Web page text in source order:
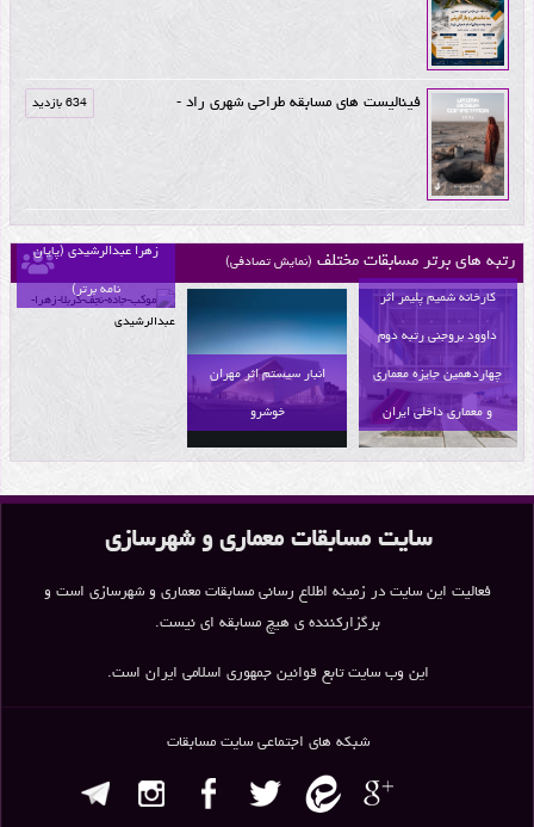
فینالیست های مسابقه طراحی شهری راد - 634 بازدید
رتبه های برتر مسابقات مختلف (نمایش تصادفی)
کارخانه شمیم پلیمر اثر
داوود بروجنی رتبه دوم
چهاردهمین جایزه معماری
و معماری داخلی ایران
انبار سیستم اثر مهران
خوشرو
موکب جاده نجف-کربلا اثر
زهرا عبدالرشیدی (پایان
نامه برتر)
سایت مسابقات معماری و شهرسازی
فعالیت این سایت در زمینه اطلاع رسانی مسابقات معماری و شهرسازی است و
برگزارکننده ی هیچ مسابقه ای نیست.
این وب سایت تابع قوانین جمهوری اسلامی ایران است.
شبکه های اجتماعی سایت مسابقات